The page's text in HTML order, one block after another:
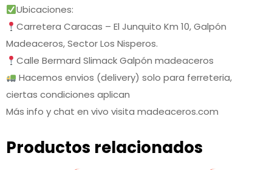
Ubicaciones:
Carretera Caracas – El Junquito Km 10, Galpón
Madeaceros, Sector Los Nisperos.
Calle Bermard Slimack Galpón madeaceros
Hacemos envios (delivery) solo para ferreteria,
ciertas condiciones aplican
Más info y chat en vivo visita madeaceros.com
Productos relacionados